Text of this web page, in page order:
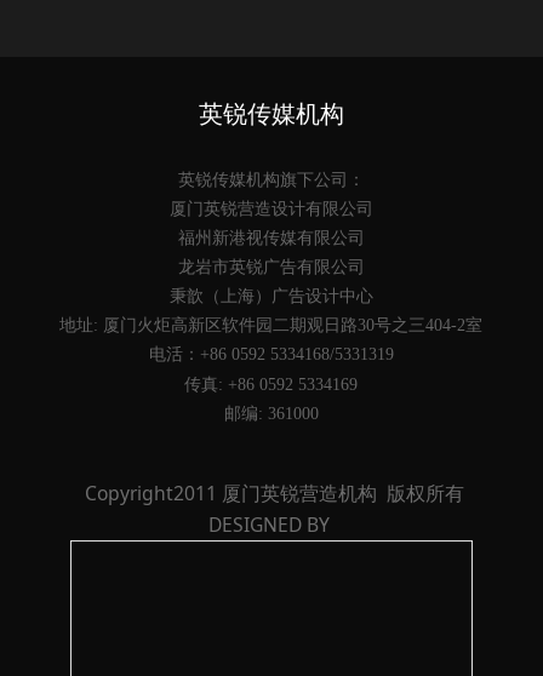
英锐传媒机构
英锐传媒机构旗下公司：
厦门英锐营造设计有限公司
福州新港视传媒有限公司
龙岩市英锐广告有限公司
秉歆（上海）广告设计中心
地址: 厦门火炬高新区软件园二期观日路30号之三404-2室
电活：+86 0592 5334168/5331319
传真: +86 0592 5334169
邮编: 361000
Copyright2011 厦门英锐营造机构 版权所有
DESIGNED BY